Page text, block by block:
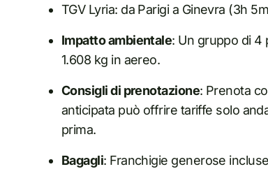
TGV Lyria: da Parigi a Ginevra (3h
Impatto ambientale: Un gruppo di 4
1.608 kg in aereo.
Consigli di prenotazione: Prenota
anticipata può offrire tariffe solo
prima.
Bagagli: Franchigie generose